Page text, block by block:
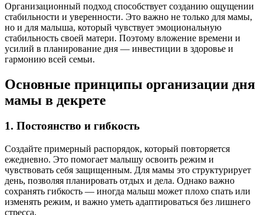
Организационный подход способствует созданию ощущении
стабильности и уверенности. Это важно не только для мамы,
но и для малыша, который чувствует эмоциональную
стабильность своей матери. Поэтому вложение времени и
усилий в планирование дня — инвестиции в здоровье и
гармонию всей семьи.
Основные принципы организации дня
мамы в декрете
1. Постоянство и гибкость
Создайте примерный распорядок, который повторяется
ежедневно. Это помогает малышу освоить режим и
чувствовать себя защищенным. Для мамы это структурирует
день, позволяя планировать отдых и дела. Однако важно
сохранять гибкость — иногда малыш может плохо спать или
изменять режим, и важно уметь адаптироваться без лишнего
стресса.